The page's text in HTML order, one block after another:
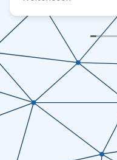
zuverlässig
durchweg
jederzeit
wärmstens